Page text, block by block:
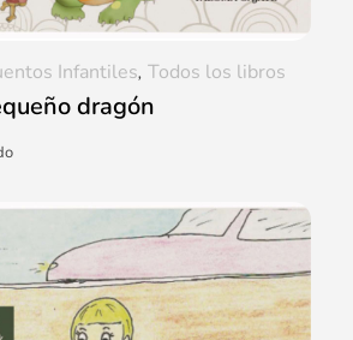
dragón
Infantiles, Todos los libros